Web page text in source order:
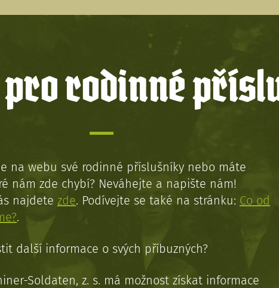
rodinné
na webu své rodinné příslušníky nebo máte
nám zde chybí? Neváhejte a napište nám!
najdete zde. Podívejte se také na stránku: Co od
.
další informace o svých příbuzných?
Soldaten, z. s. má možnost získat informace